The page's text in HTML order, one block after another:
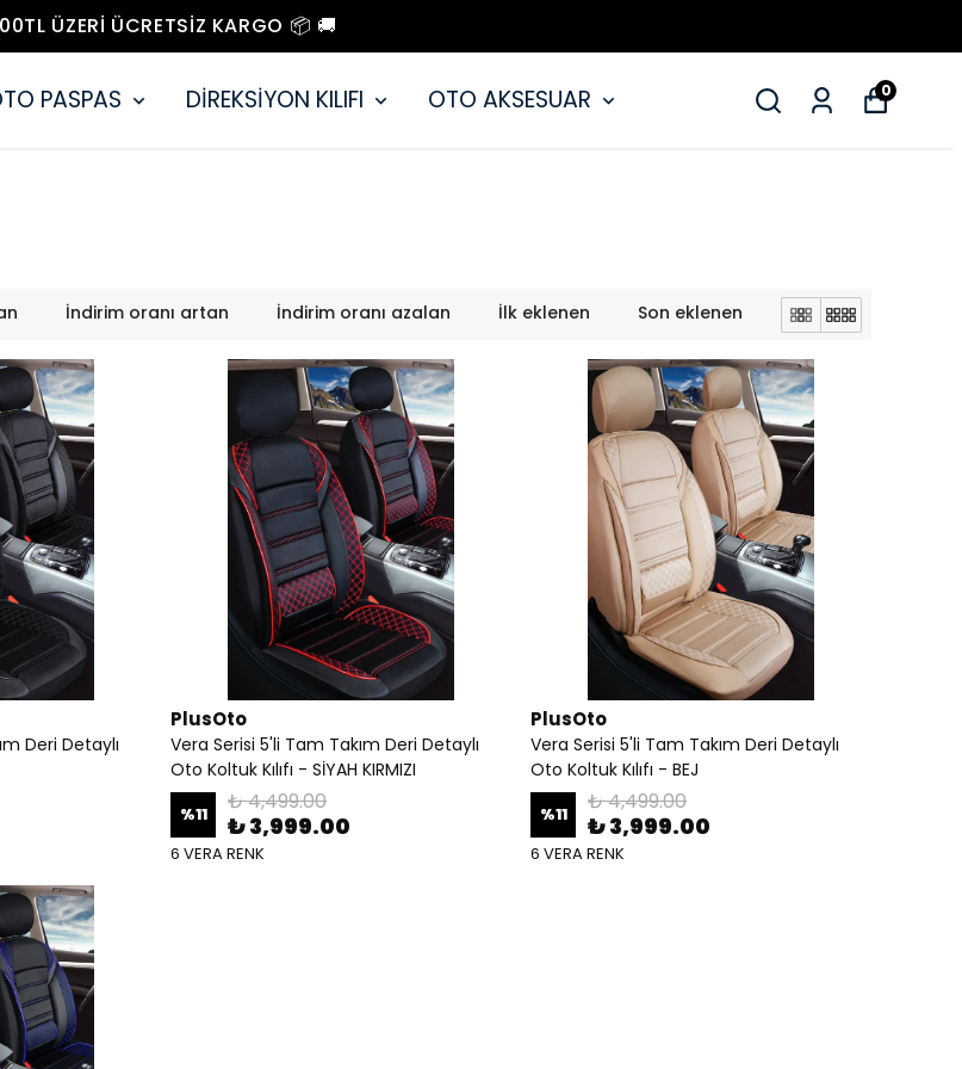
ÜZERI ÜCRETSIZ KARGO 📦 🚚
PASPAS DİREKSİYON KILIFI OTO AKSESUAR 0
İndirim oranı artan İndirim oranı azalan İlk eklenen Son eklenen
Deri Detaylı
PlusOto
Vera Serisi 5'li Tam Takım Deri Detaylı
Oto Koltuk Kılıfı - SİYAH KIRMIZI
%11 ₺ 4,499.00
₺ 3,999.00
6 VERA RENK
PlusOto
Vera Serisi 5'li Tam Takım Deri Detaylı
Oto Koltuk Kılıfı - BEJ
%11 ₺ 4,499.00
₺ 3,999.00
6 VERA RENK